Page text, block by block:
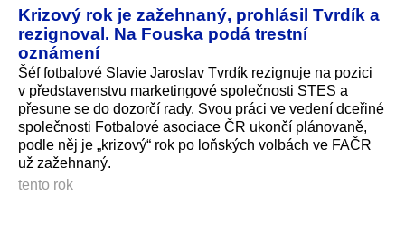
Krizový rok je zažehnaný, prohlásil Tvrdík a
rezignoval. Na Fouska podá trestní
oznámení
Šéf fotbalové Slavie Jaroslav Tvrdík rezignuje na pozici
v představenstvu marketingové společnosti STES a
přesune se do dozorčí rady. Svou práci ve vedení dceřiné
společnosti Fotbalové asociace ČR ukončí plánovaně,
podle něj je „krizový“ rok po loňských volbách ve FAČR
už zažehnaný.
tento rok